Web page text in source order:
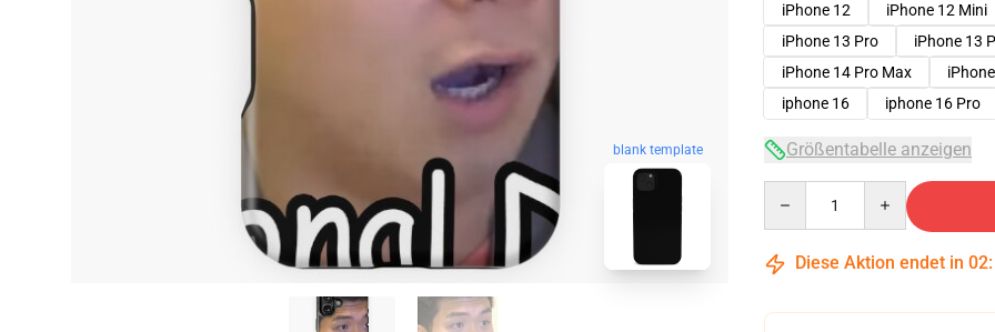
blank template
iPhone 12
iPhone 12 Mini
iPhone 13 Pro
iPhone 13
iPhone 14 Pro Max
iphone 16
iphone 16 Pro
Größentabelle anzeigen
Diese Aktion endet in 02